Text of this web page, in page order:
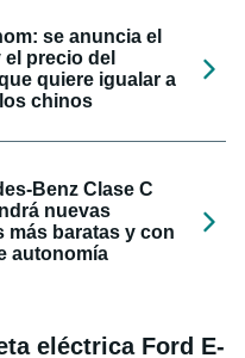
se anuncia el
precio del
quiere igualar a
chinos
Benz Clase C
nuevas
más baratas y con
autonomía
eléctrica Ford E-